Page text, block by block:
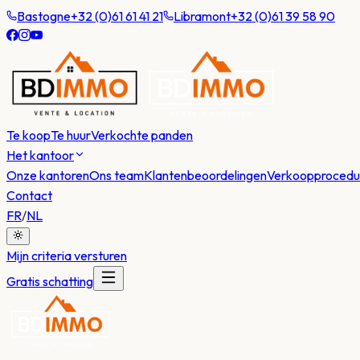
Bastogne+32 (0)61 61 41 21 Libramont+32 (0)61 39 58 90
Te koopTe huurVerkochte panden
Het kantoor
Onze kantorenOns teamKlantenbeoordelingen
Contact
FR/NL
Mijn criteria versturen
Gratis schatting